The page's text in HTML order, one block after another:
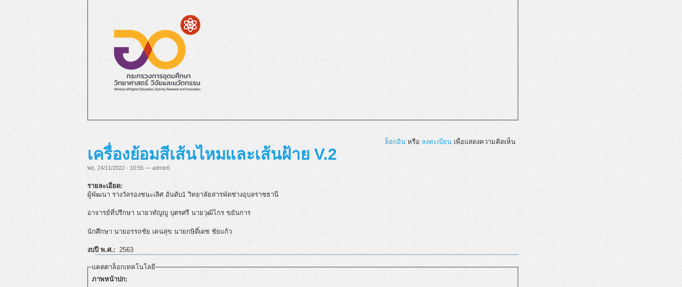
ล็อกอินหรือ ลงทะเบียนเพื่อแสดงความคิดเห็น
เครื่องย้อมสีเส้นไหมและเส้นฝ้าย V.2
พฤ, 24/11/2022 - 10:55 — admin5
รายละเอียด:
ผู้พัฒนา รางวัลรองชนะเลิศ อันดับ1 วิทยาลัยสารพัดช่างอุบลราชธานี
อาจารย์ที่ปรึกษา นายวทัญญู บุตรศรี นายวุฒิไกร ขยันการ
นักศึกษา นายอรรถชัย เคนสุข นายกษิดิ์เดช ชัยแก้ว
งบปี พ.ศ.: 2563
แคตตาล็อกเทคโนโลยี
ภาพหน้าปก: